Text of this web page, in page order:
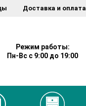
Доставка и оплата
Режим работы:
Пн-Вс с 9:00 до 19:00